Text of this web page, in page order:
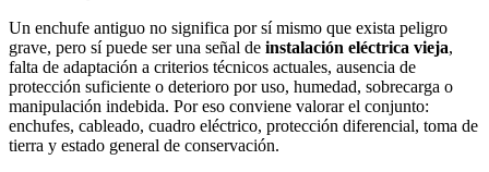
Un enchufe antiguo no significa por sí mismo que exista peligro
grave, pero sí puede ser una señal de instalación eléctrica vieja,
falta de adaptación a criterios técnicos actuales, ausencia de
protección suficiente o deterioro por uso, humedad, sobrecarga o
manipulación indebida. Por eso conviene valorar el conjunto:
enchufes, cableado, cuadro eléctrico, protección diferencial, toma de
tierra y estado general de conservación.